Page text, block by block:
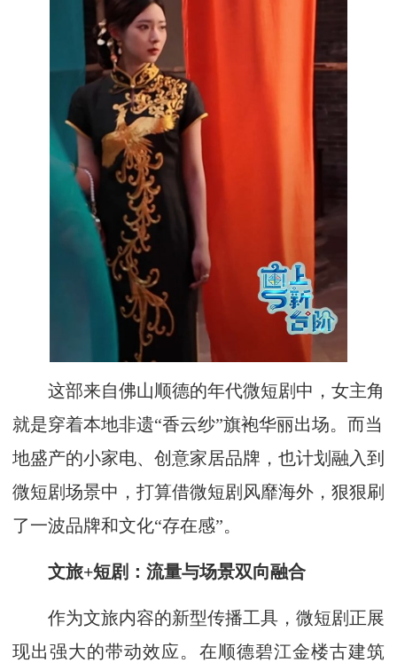
这部来自佛山顺德的年代微短剧中，女主角
就是穿着本地非遗“香云纱”旗袍华丽出场。而当
地盛产的小家电、创意家居品牌，也计划融入到
微短剧场景中，打算借微短剧风靡海外，狠狠刷
了一波品牌和文化“存在感”。
文旅+短剧：流量与场景双向融合
作为文旅内容的新型传播工具，微短剧正展
现出强大的带动效应。在顺德碧江金楼古建筑